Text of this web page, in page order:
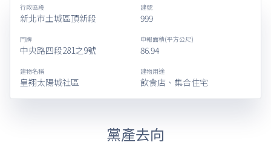
行政區段
新北市土城區頂新段
建號
999
門牌
中央路四段281之9號
申報面積(平方公尺)
86.94
建物名稱
皇翔太陽城社區
建物用途
飲食店、集合住宅
黨產去向